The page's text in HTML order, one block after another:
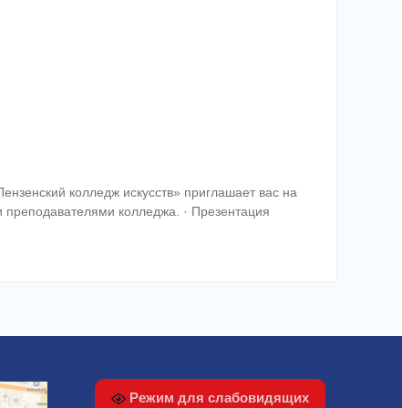
колледж искусств» приглашает вас на
колледжа. · Презентация
Режим для слабовидящих